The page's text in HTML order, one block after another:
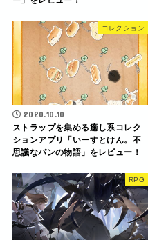
コレクション
2020.10.10
ストラップを集める癒し系コレク
ションアプリ「いーすとけん。不
思議なパンの物語」をレビュー！
RPG